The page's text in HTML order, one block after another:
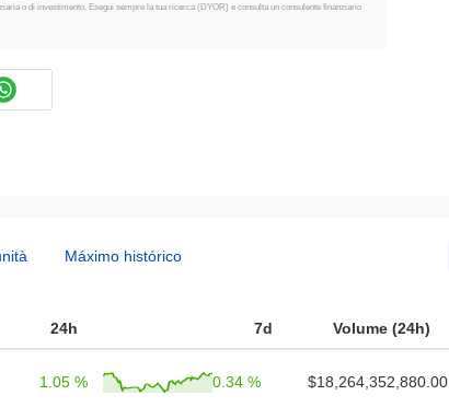
o di investimento. Esegui sempre la tua ricerca (DYOR) e consulta un consulente finanziario
Máximo histórico
24h 7d Volume (24h)
1.05 % 0.34 % $18,264,352,880.00